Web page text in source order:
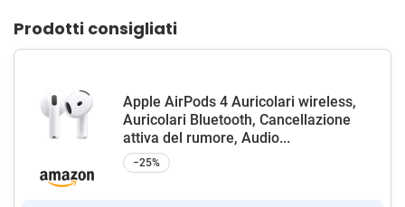
Prodotti consigliati
Apple AirPods 4 Auricolari wireless,
Auricolari Bluetooth, Cancellazione
attiva del rumore, Audio...
−25%